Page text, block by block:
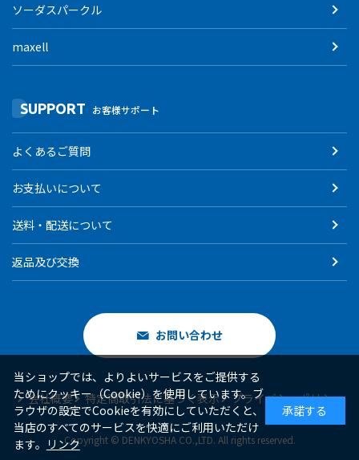
ソーダスパークル
maxell
SUPPORT お客様サポート
よくあるご質問
お支払いについて
送料・配送について
返品及び交換
お問い合わせ
会社概要 特定商取引法に基づく表示 プライバシーポリシー
Copyright © DENKYOSHA CO.,LTD. All rights reserved.
当ショップでは、よりよいサービスをご提供する
ためにクッキー（Cookie）を使用しています。ブ
ラウザの設定でCookieを有効にしていただくと、
当店のすべてのサービスを快適にご利用いただけ
ます。 リンク
承諾する